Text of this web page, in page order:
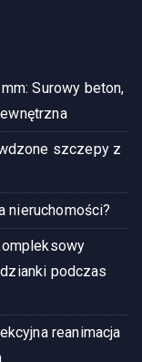
Surowy beton,
szczepy z
nieruchomości?
podczas
reanimacja